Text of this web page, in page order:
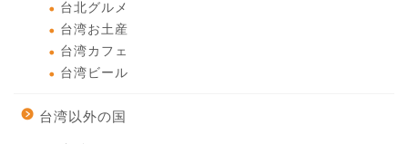
台北グルメ
台湾お土産
台湾カフェ
台湾ビール
台湾以外の国